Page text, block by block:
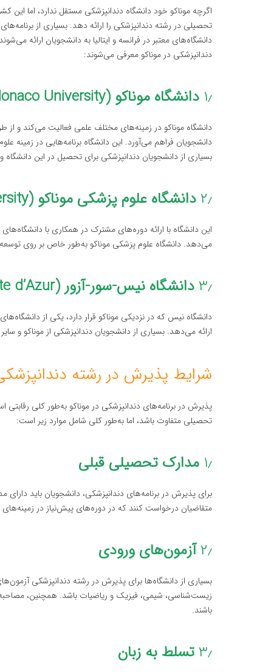
اگرچه موناکو خود دانشگاه دندانپزشکی مستقل ندارد، اما این
تحصیلی در رشته دندانپزشکی را ارائه دهد. بسیاری از
دانشگاه‌های معتبر در فرانسه و ایتالیا به دانشجویان ارائه
دندانپزشکی در موناکو معرفی می‌شوند:
۱٫ دانشگاه موناکو (Monaco University)
دانشگاه موناکو در زمینه‌های مختلف علمی فعالیت می‌کند و از
دانشجویان فراهم می‌آورد. این دانشگاه برنامه‌هایی در
بسیاری از دانشجویان دندانپزشکی برای تحصیل در این دانشگاه
۲٫ دانشگاه علوم پزشکی موناکو (Monaco Medical University)
این دانشگاه با ارائه دوره‌های مشترک در همکاری با
می‌دهد. دانشگاه علوم پزشکی موناکو به‌طور خاص بر روی
۳٫دانشگاه نیس-سور-آزور (Université Côte d’Azur)
دانشگاه نیس که در نزدیکی موناکو قرار دارد، یکی از
ارائه می‌دهد. بسیاری از دانشجویان دندانپزشکی از موناکو و
شرایط پذیرش در رشته
پذیرش در برنامه‌های دندانپزشکی در موناکو به‌طور کلی
تحصیلی متفاوت باشد، اما به‌طور کلی شامل موارد زیر است:
۱٫ مدارک تحصیلی قبلی
برای پذیرش در برنامه‌های دندانپزشکی، دانشجویان باید
متقاضیان درخواست کنند که در دوره‌های پیش‌نیاز در
۲٫ آزمون‌های ورودی
بسیاری از دانشگاه‌ها برای پذیرش در رشته دندانپزشکی
زیست‌شناسی، شیمی، فیزیک و ریاضیات باشد. همچنین،
باشند.
۳٫تسلط به زبان